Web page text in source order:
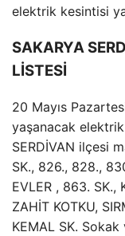
elektrik kesintisi
SAKARYA
LİSTESİ
20 Mayıs
yaşanacak
SERDİVAN ilçesi
SK., 826., 828.,
EVLER , 863. SK.,
ZAHİT KOTKU,
KEMAL SK.